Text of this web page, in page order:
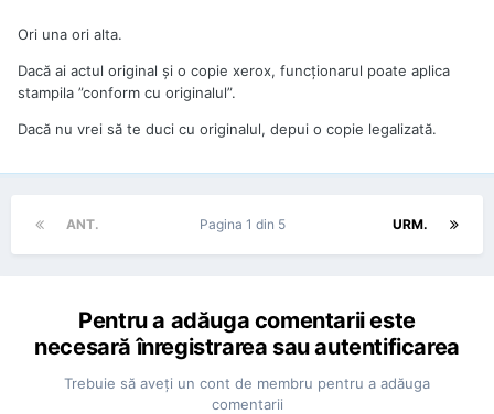
Ori una ori alta.
Dacă ai actul original și o copie xerox, funcționarul poate aplica
stampila ”conform cu originalul”.
Dacă nu vrei să te duci cu originalul, depui o copie legalizată.
ANT. URM.
Pagina 1 din 5
Pentru a adăuga comentarii este
necesară înregistrarea sau autentificarea
Trebuie să aveţi un cont de membru pentru a adăuga
comentarii